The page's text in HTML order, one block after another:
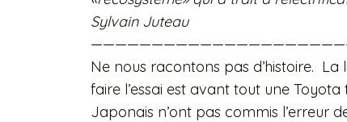
Sylvain Juteau
Ne nous racontons pas d’histoire. La
faire l’essai est avant tout une
Japonais n’ont pas commis l’erreur